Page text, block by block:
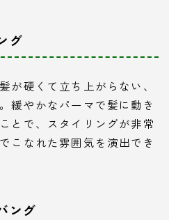
グ
が硬くて立ち上がらない、
緩やかなパーマで髪に動き
とで、スタイリングが非常
こなれた雰囲気を演出でき
ング